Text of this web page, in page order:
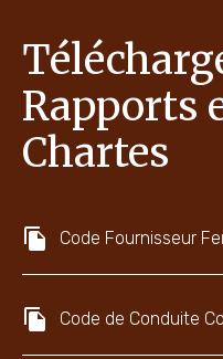
Rapports
Chartes
Code Fournisseur
Code de Conduite